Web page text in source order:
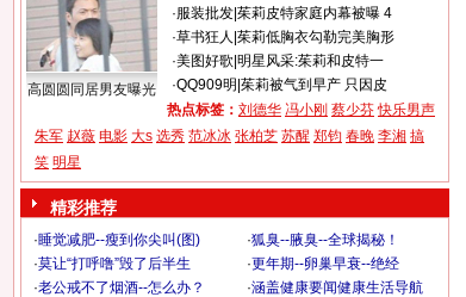
高圆圆同居男友曝光
·服装批发| 茱莉皮特家庭内幕被曝 4
·草书狂人 茱莉低胸衣勾勒完美胸形
·美图好歌 明星风采:茱莉和皮特一
·QQ909明 茱莉被气到早产 只因皮
热点标签： 刘德华 冯小刚 蔡少芬 快乐男声
朱军 赵薇 电影 大s 选秀 范冰冰 张柏芝 苏醒 郑钧 春晚 李湘 搞
笑 明星
精彩推荐
·睡觉减肥--瘦到你尖叫(图) ·狐臭--腋臭--全球揭秘！
·莫让“打呼噜”毁了后半生 ·更年期--卵巢早衰--绝经
·老公戒不了烟酒--怎么办？ ·涵盖健康要闻健康生活导航